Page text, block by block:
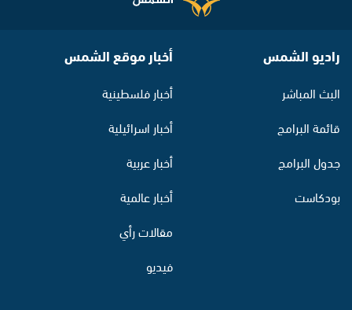
راديو الشمس
البث المباشر
قائمة البرامج
جدول البرامج
بودكاست
أخبار موقع الشمس
أخبار فلسطينية
أخبار اسرائيلية
أخبار عربية
أخبار عالمية
مقالات رأي
فيديو